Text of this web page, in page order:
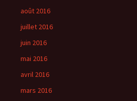
août 2016
juillet 2016
juin 2016
mai 2016
avril 2016
mars 2016